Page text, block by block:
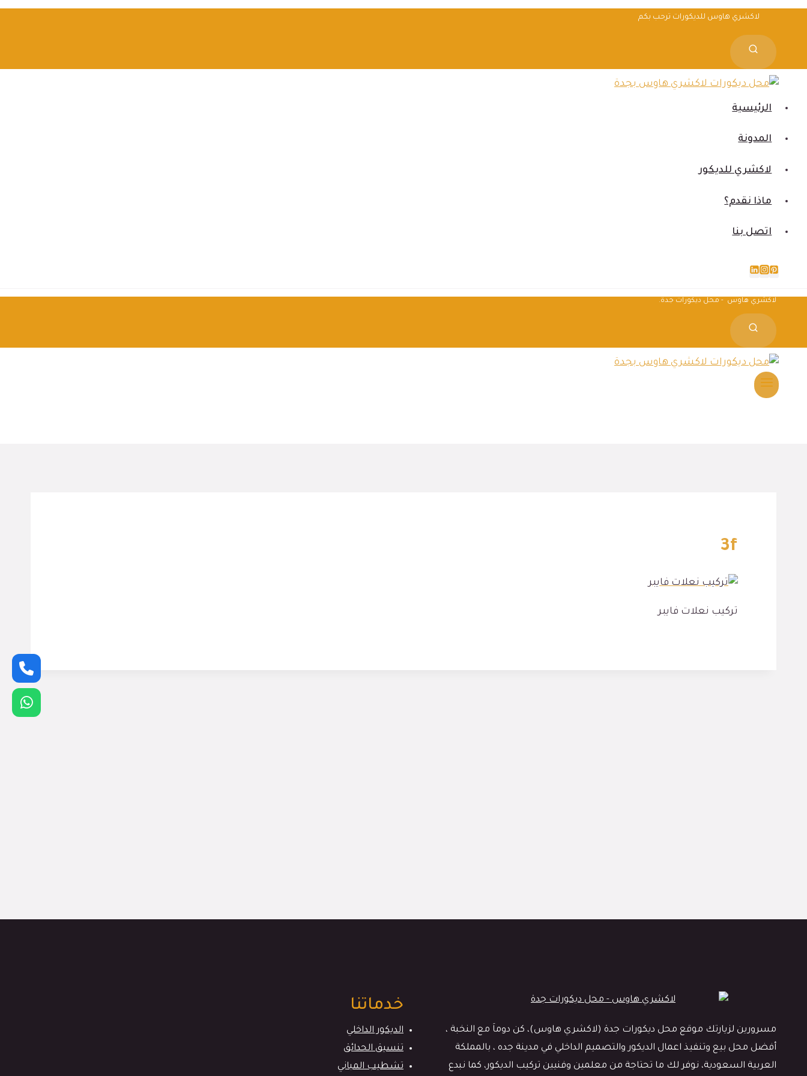
التجاوز
المحتوى
لاكشري هاوس للديكورات ترحب بكم
الرئيسية
المدونة
لاكشري للديكور
ماذا نقدم؟
اتصل بنا
لاكشري هاوس - محل ديكورات جدة.
3f
تركيب نعلات فايبر
مسرورين لزيارتك موقع محل ديكورات جدة (لاكشري هاوس)، كن دوماَ مع النخبة ،
أفضل محل بيع وتنفيذ اعمال الديكور والتصميم الداخلي في مدينة جده ، بالمملكة
العربية السعودية، نوفر لك ما تحتاجة من معلمين وفنيين تركيب الديكور، كما نبدع
خدماتنا
الديكور الداخلي
تنسيق الحدائق
تشطيب المباني